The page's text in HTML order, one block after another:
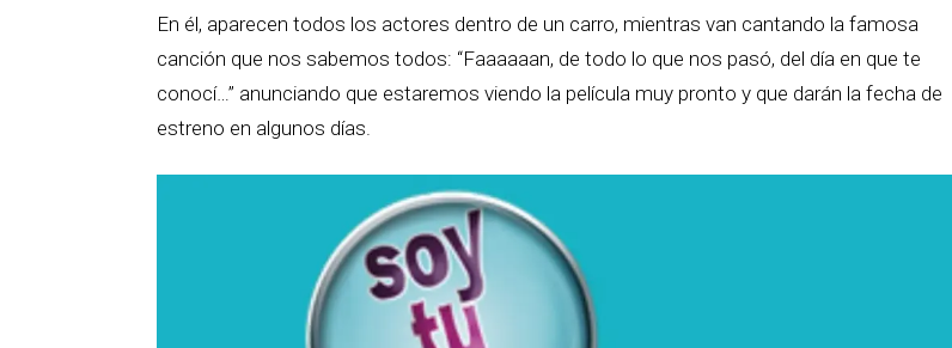
En él, aparecen todos los actores dentro de un carro, mientras van cantando la famosa
canción que nos sabemos todos: “Faaaaaan, de todo lo que nos pasó, del día en que te
conocí…” anunciando que estaremos viendo la película muy pronto y que darán la fecha de
estreno en algunos días.